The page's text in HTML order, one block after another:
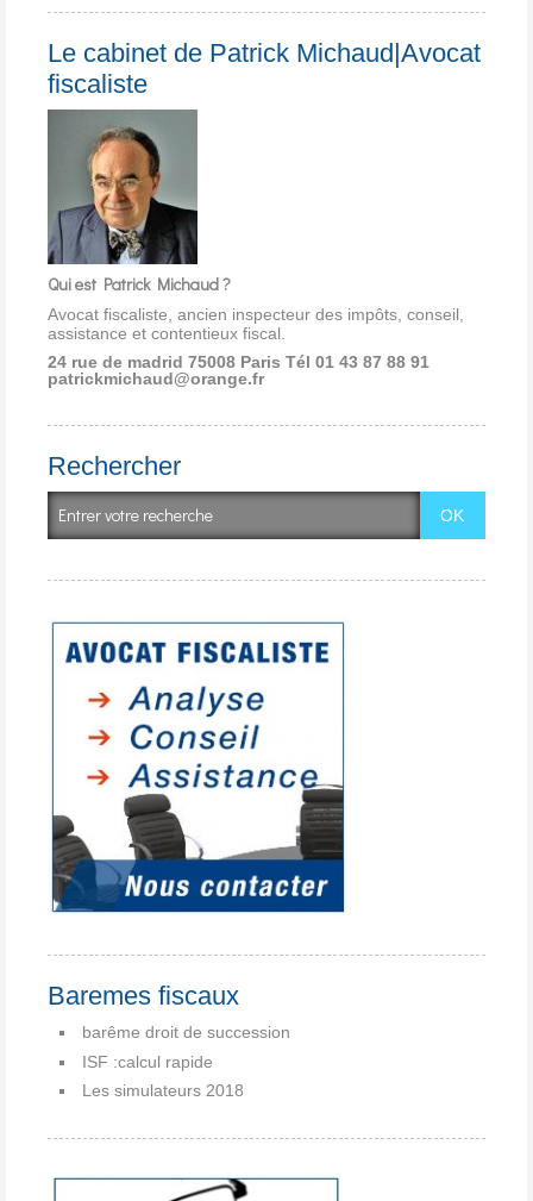
Le cabinet de Patrick Michaud|Avocat
fiscaliste
Qui est Patrick Michaud ?
Avocat fiscaliste, ancien inspecteur des impôts, conseil,
assistance et contentieux fiscal.
24 rue de madrid 75008 Paris Tél 01 43 87 88 91
patrickmichaud@orange.fr
Rechercher
Baremes fiscaux
barême droit de succession
ISF :calcul rapide
Les simulateurs 2018